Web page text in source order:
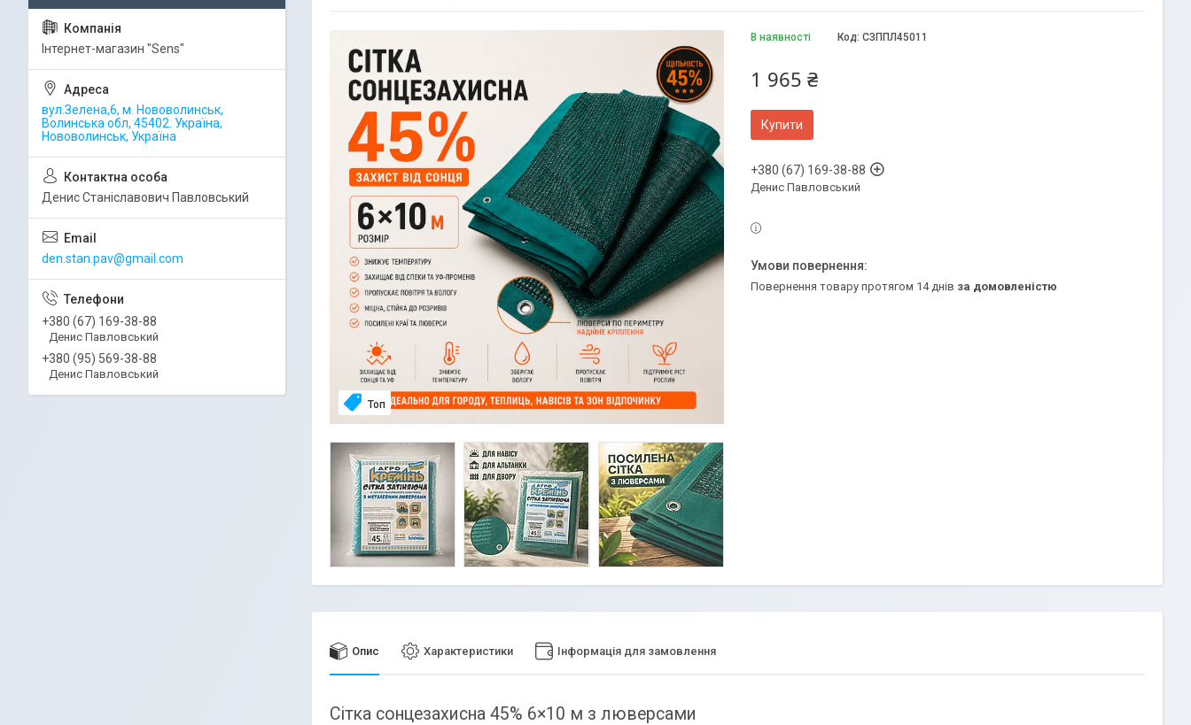
Топ
В наявності Код: СЗППЛ45011
1 965 ₴
Купити
+380 (67) 169-38-88
Денис Павловський
повернення товару протягом 14 днів за домовленістю
Опис Характеристики Інформація для замовлення
Сітка сонцезахисна 45% 6×10 м з люверсами
Iнтернет-магазин "Sens"
вул.Зелена,6, м. Нововолинськ,
Волинська обл, 45402. Україна,
Нововолинськ, Україна
Денис Станіславович Павловський
den.stan.pav@gmail.com
+380 (67) 169-38-88
Денис Павловський
+380 (95) 569-38-88
Денис Павловський